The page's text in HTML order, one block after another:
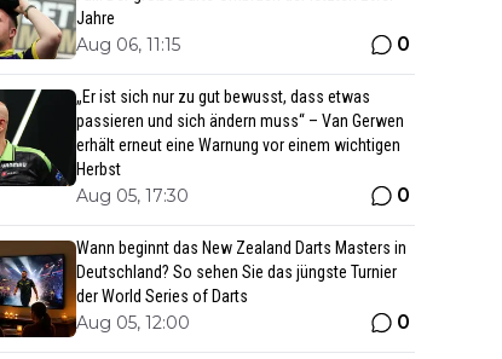
Jahre
Aug 06, 11:15 0
„Er ist sich nur zu gut bewusst, dass etwas
passieren und sich ändern muss“ – Van Gerwen
erhält erneut eine Warnung vor einem wichtigen
Herbst
Aug 05, 17:30 0
Wann beginnt das New Zealand Darts Masters in
Deutschland? So sehen Sie das jüngste Turnier
der World Series of Darts
Aug 05, 12:00 0